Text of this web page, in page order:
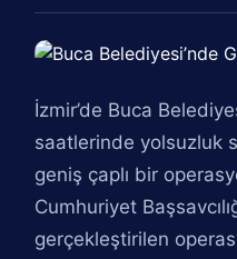
İzmir’de Buca
saatlerinde yolsuzluk
geniş çaplı bir
Cumhuriyet
gerçekleştirilen